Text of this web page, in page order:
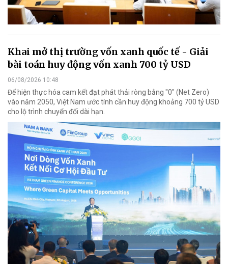
Khai mở thị trường vốn xanh quốc tế - Giải
bài toán huy động vốn xanh 700 tỷ USD
06/08/2026 10:48
Để hiện thực hóa cam kết đạt phát thải ròng bằng "0" (Net Zero)
vào năm 2050, Việt Nam ước tính cần huy động khoảng 700 tỷ USD
cho lộ trình chuyển đổi dài hạn.